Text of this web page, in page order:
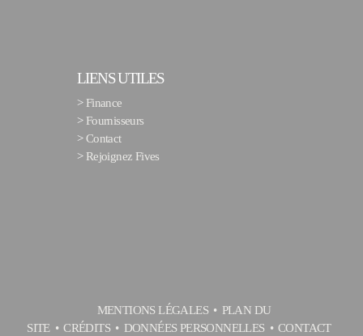
LIENS UTILES
> Finance
> Fournisseurs
>Contact
> Rejoignez Fives
MENTIONS LÉGALES
PLAN DU
SITE
CRÉDITS DONNÉES PERSONNELLES CONTACT